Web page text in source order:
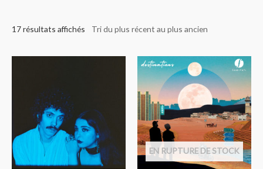
17 résultats affichés
EN RUPTURE DE STOCK